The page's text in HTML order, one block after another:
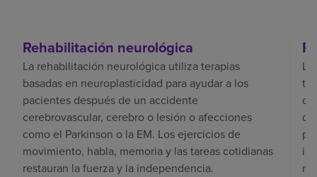
Rehabilitación neurológica
La rehabilitación neurológica utiliza terapias
basadas en neuroplasticidad para ayudar a los
pacientes después de un accidente
cerebrovascular, cerebro o lesión o afecciones
como el Parkinson o la EM. Los ejercicios de
movimiento, habla, memoria y las tareas cotidianas
restauran la fuerza y la independencia.